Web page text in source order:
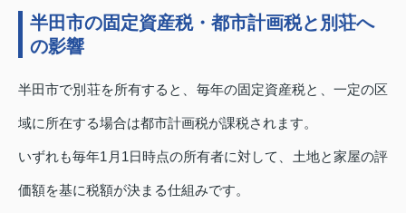
半田市の固定資産税・都市計画税と別荘へ
の影響
半田市で別荘を所有すると、毎年の固定資産税と、一定の区
域に所在する場合は都市計画税が課税されます。
いずれも毎年1月1日時点の所有者に対して、土地と家屋の評
価額を基に税額が決まる仕組みです。